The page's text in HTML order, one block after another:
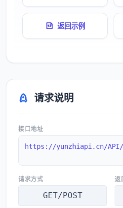
返回示例
请求说明
接口地址
https://yunzhiapi.cn/API/
请求方式
GET/POST
返